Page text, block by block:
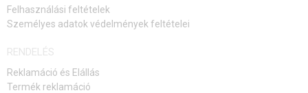
PÓTALKATRÉSZEK FEGYVEREKHEZ
FEGYVER JAVÍTÁS ÉS KARBANTARTÁS
ÖNVÉDELMI FELSZERELÉSEK, KÉPZÉS, KÉSEK
Felhasználási feltételek
Személyes adatok védelmények feltételei
RENDELÉS
Reklamáció és Elállás
Termék reklamáció